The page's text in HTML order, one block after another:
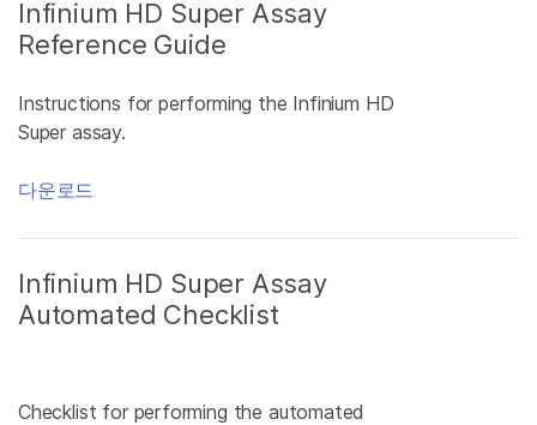
Infinium HD Super Assay
Reference Guide
Instructions for performing the Infinium HD
Super assay.
다운로드
Infinium HD Super Assay
Automated Checklist
Checklist for performing the automated